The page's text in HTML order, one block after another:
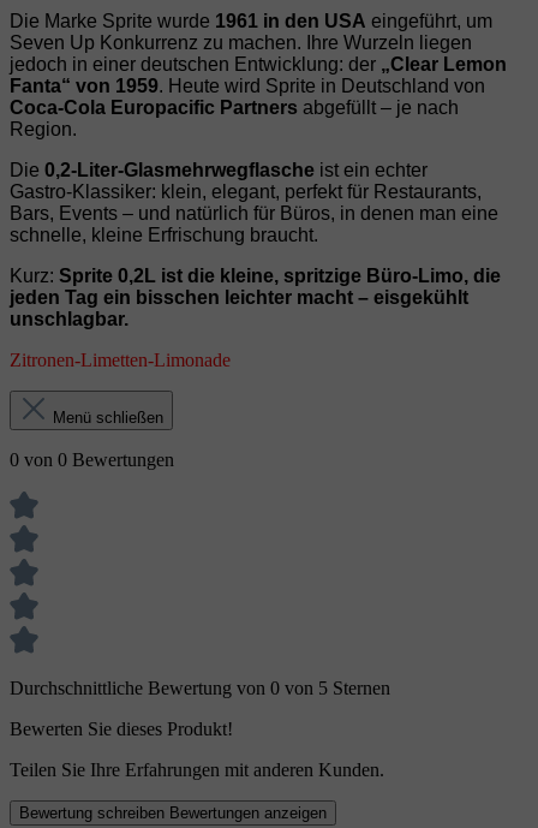
Die Marke Sprite wurde 1961 in den USA eingeführt, um
Seven Up Konkurrenz zu machen. Ihre Wurzeln liegen
jedoch in einer deutschen Entwicklung: der „Clear Lemon
Fanta“ von 1959. Heute wird Sprite in Deutschland von
Coca‑Cola Europacific Partners abgefüllt – je nach
Region.
Die 0,2‑Liter‑Glasmehrwegflasche ist ein echter
Gastro‑Klassiker: klein, elegant, perfekt für Restaurants,
Bars, Events – und natürlich für Büros, in denen man eine
schnelle, kleine Erfrischung braucht.
Kurz: Sprite 0,2L ist die kleine, spritzige Büro‑Limo, die
jeden Tag ein bisschen leichter macht – eisgekühlt
unschlagbar.
Zitronen‑Limetten‑Limonade
Menü schließen
0 von 0 Bewertungen
Durchschnittliche Bewertung von 0 von 5 Sternen
Bewerten Sie dieses Produkt!
Teilen Sie Ihre Erfahrungen mit anderen Kunden.
Bewertung schreiben Bewertungen anzeigen